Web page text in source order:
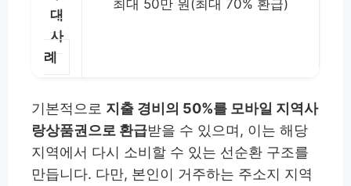
대
사
례
최대 50만 원(최대 70% 환급)
기본적으로 지출 경비의 50%를 모바일 지역사
랑상품권으로 환급받을 수 있으며, 이는 해당
지역에서 다시 소비할 수 있는 선순환 구조를
만듭니다. 다만, 본인이 거주하는 주소지 지역